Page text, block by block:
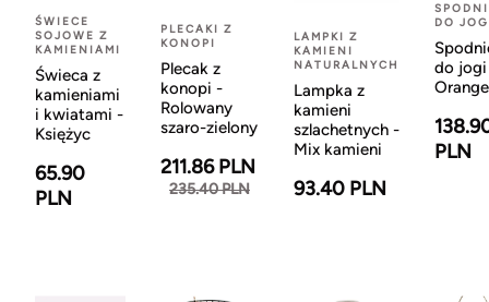
ŚWIECE
SOJOWE Z
KAMIENIAMI
Świeca z
kamieniami
i kwiatami -
Księżyc
65.90
PLN
PLECAKI Z
KONOPI
Plecak z
konopi -
Rolowany
szaro-zielony
211.86 PLN
235.40 PLN
LAMPKI Z
KAMIENI
NATURALNYCH
Lampka z
kamieni
szlachetnych -
Mix kamieni
93.40 PLN
DO
do
Orange
PLN